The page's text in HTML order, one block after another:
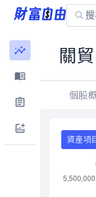
關貿
個股
資產項